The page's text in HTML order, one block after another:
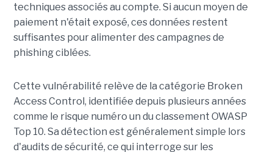
techniques associés au compte. Si aucun moyen de
paiement n'était exposé, ces données restent
suffisantes pour alimenter des campagnes de
phishing ciblées.
Cette vulnérabilité relève de la catégorie Broken
Access Control, identifiée depuis plusieurs années
comme le risque numéro un du classement OWASP
Top 10. Sa détection est généralement simple lors
d'audits de sécurité, ce qui interroge sur les